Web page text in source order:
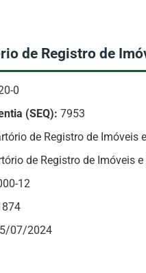
de Registro de
0
(SEQ): 7953
de Registro de Imóveis
de Registro de Imóveis
12
07/2024